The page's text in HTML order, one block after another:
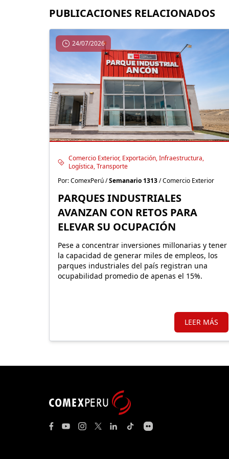
PUBLICACIONES RELACIONADOS
24/07/2026
Comercio Exterior, Exportación, Infraestructura,
Logística, Transporte
Por: ComexPerú /Semanario 1313/ Comercio Exterior
PARQUES INDUSTRIALES
AVANZAN CON RETOS PARA
ELEVAR SU OCUPACIÓN
Pese a concentrar inversiones millonarias y tener
la capacidad de generar miles de empleos, los
parques industriales del país registran una
ocupabilidad promedio de apenas el 15%.
LEER MÁS